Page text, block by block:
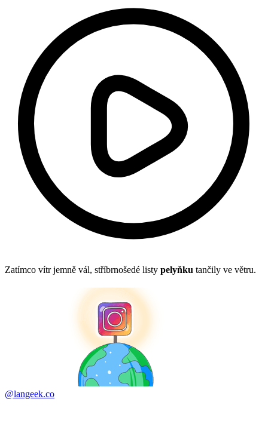
Zatímco vítr jemně vál, stříbrnošedé listy pelyňku tančily ve větru.
@langeek.co